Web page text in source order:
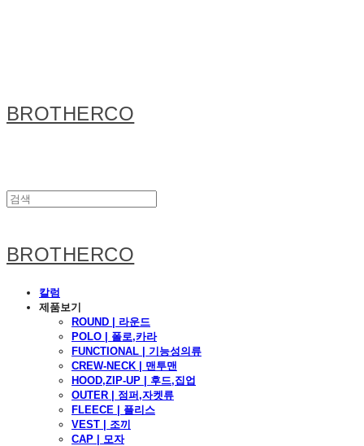
BROTHERCO
BROTHERCO
칼럼
제품보기
ROUND | 라운드
POLO | 폴로,카라
FUNCTIONAL | 기능성의류
CREW-NECK | 맨투맨
HOOD,ZIP-UP | 후드,집업
OUTER | 점퍼,자켓류
FLEECE | 플리스
VEST | 조끼
CAP | 모자